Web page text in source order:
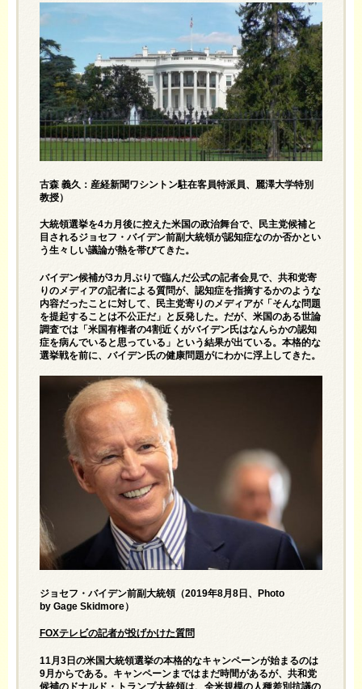
古森 義久：産経新聞ワシントン駐在客員特派員、麗澤大学特別
教授）
大統領選挙を4カ月後に控えた米国の政治舞台で、民主党候補と
目されるジョセフ・バイデン前副大統領が認知症なのか否かとい
う生々しい議論が熱を帯びてきた。
バイデン候補が3カ月ぶりで臨んだ公式の記者会見で、共和党寄
りのメディアの記者による質問が、認知症を指摘するかのような
内容だったことに対して、民主党寄りのメディアが「そんな問題
を提起することは不公正だ」と反発した。だが、米国のある世論
調査では「米国有権者の4割近くがバイデン氏はなんらかの認知
症を病んでいると思っている」という結果が出ている。本格的な
選挙戦を前に、バイデン氏の健康問題がにわかに浮上してきた。
ジョセフ・バイデン前副大統領（2019年8月8日、Photo
by Gage Skidmore）
FOXテレビの記者が投げかけた質問
11月3日の米国大統領選挙の本格的なキャンペーンが始まるのは
9月からである。キャンペーンまではまだ時間があるが、共和党
候補のドナルド・トランプ大統領は、全米規模の人種差別抗議の